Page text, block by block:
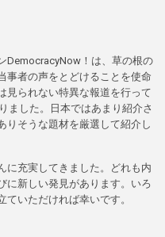
DemocracyNow！は、草の根の
事者の声をとどけることを使命
見られない特異な報道を行って
ました。日本ではあまり紹介さ
りそうな題材を厳選して紹介し
に充実してきました。どれも内
に新しい発見があります。いろ
いただければ幸いです。